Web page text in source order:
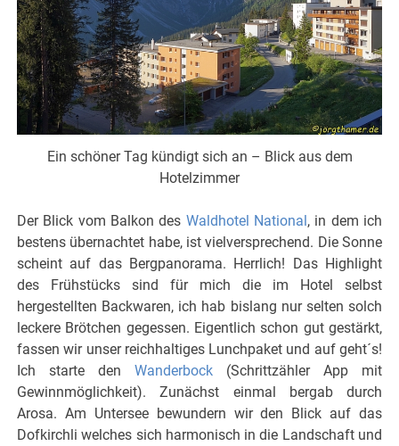
Ein schöner Tag kündigt sich an – Blick aus dem
Hotelzimmer
Der Blick vom Balkon des Waldhotel National, in dem ich
bestens übernachtet habe, ist vielversprechend. Die Sonne
scheint auf das Bergpanorama. Herrlich! Das Highlight
des Frühstücks sind für mich die im Hotel selbst
hergestellten Backwaren, ich hab bislang nur selten solch
leckere Brötchen gegessen. Eigentlich schon gut gestärkt,
fassen wir unser reichhaltiges Lunchpaket und auf geht´s!
Ich starte den Wanderbock (Schrittzähler App mit
Gewinnmöglichkeit). Zunächst einmal bergab durch
Arosa. Am Untersee bewundern wir den Blick auf das
Dofkirchli welches sich harmonisch in die Landschaft und